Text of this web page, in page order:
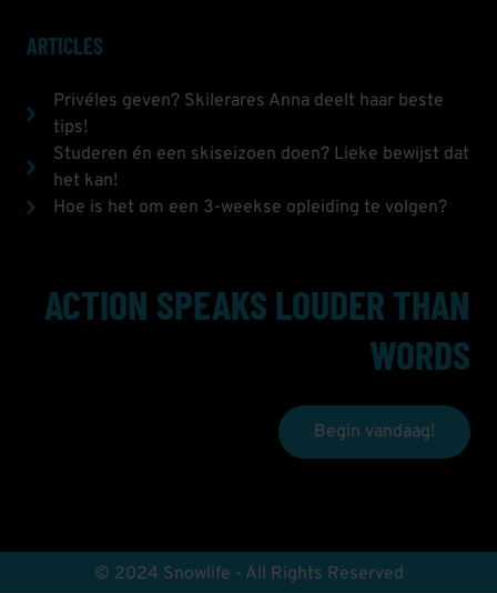
ARTICLES
Privéles geven? Skilerares Anna deelt haar beste
tips!
Studeren én een skiseizoen doen? Lieke bewijst dat
het kan!
Hoe is het om een 3-weekse opleiding te volgen?
ACTION SPEAKS LOUDER THAN
WORDS
Begin vandaag!
© 2024 Snowlife - All Rights Reserved